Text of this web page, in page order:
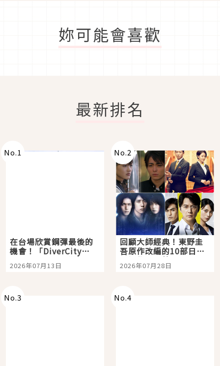
妳可能會喜歡
最新排名
No.1
在台場欣賞鋼彈最後的
機會！「DiverCity
Tokyo Plaza」搭船、
購物、美食及夜景，一
2026年07月13日
No.2
回顧大師經典！東野圭
吾原作改編的10部日本
影視作品推薦
2026年07月28日
No.3 No.4